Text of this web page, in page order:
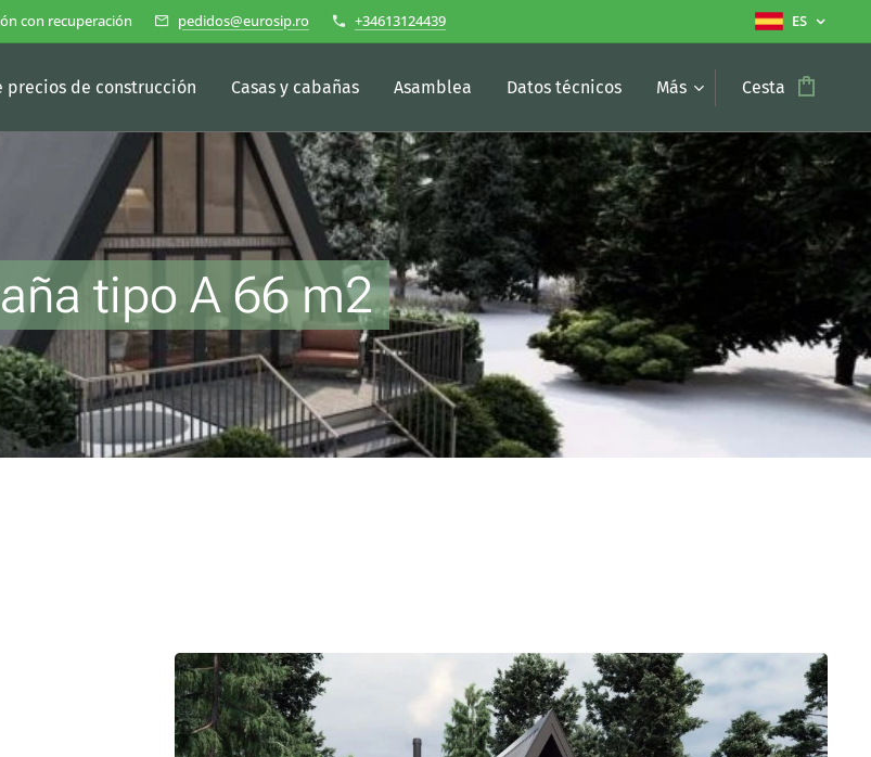
con recuperación pedidos@eurosip.ro +34613124439 ES
precios de construcción Casas y cabañas Asamblea Datos técnicos Más Cesta
tipo A 66 m2